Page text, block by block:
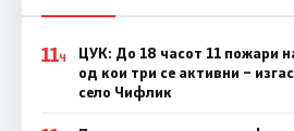
11Ч
ЦУК: До 18 часот 11 пожари
од кои три се активни –
село Чифлик